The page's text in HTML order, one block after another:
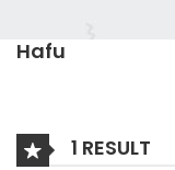
Hafu
1 RESULT